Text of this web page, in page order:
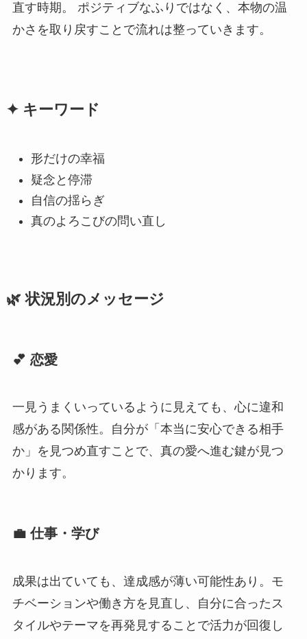
直す時期。 ポジティブなふりではなく、本物の温
かさを取り戻すことで流れは整っていきます。
✦ キーワード
形だけの幸福
疑念と停滞
自信の揺らぎ
真のよろこびの問い直し
🌿 状況別のメッセージ
💕 恋愛
一見うまくいっているように見えても、心に違和
感がある関係性。自分が「本当に安心できる相手
か」を見つめ直すことで、真の愛へ進む鍵が見つ
かります。
💼 仕事・学び
成果は出ていても、達成感が薄い可能性あり。モ
チベーションや働き方を見直し、自分に合ったス
タイルやテーマを再発見することで活力が回復し